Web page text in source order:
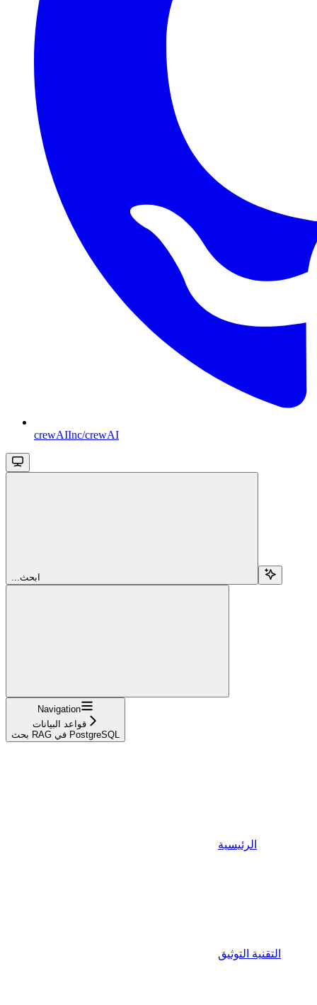
crewAIInc/crewAI
...ابحث
Navigation
قواعد البيانات
بحث RAG في PostgreSQL
الرئيسية
التقنية التوثيق